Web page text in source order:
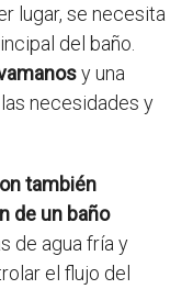
lugar, se necesita
del baño.
y una
necesidades y
también
de un baño
de agua fría y
el flujo del